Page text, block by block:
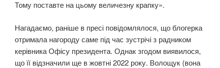
Тому поставте на цьому величезну крапку».
Нагадаємо, раніше в пресі повідомлялося, що блогерка
отримала нагороду саме під час зустрічі з радником
керівника Офісу президента. Однак згодом виявилося,
що її відзначили ще в жовтні 2022 року. Волощук (вона